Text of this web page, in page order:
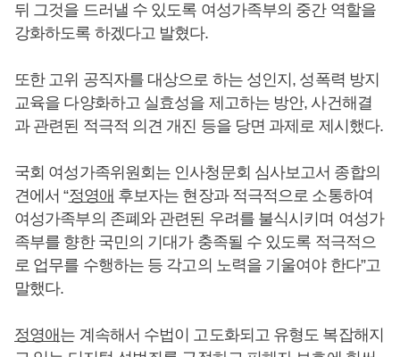
뒤 그것을 드러낼 수 있도록 여성가족부의 중간 역할을
강화하도록 하겠다고 발혔다.
또한 고위 공직자를 대상으로 하는 성인지, 성폭력 방지
교육을 다양화하고 실효성을 제고하는 방안, 사건해결
과 관련된 적극적 의견 개진 등을 당면 과제로 제시했다.
국회 여성가족위원회는 인사청문회 심사보고서 종합의
견에서 “정영애 후보자는 현장과 적극적으로 소통하여
여성가족부의 존폐와 관련된 우려를 불식시키며 여성가
족부를 향한 국민의 기대가 충족될 수 있도록 적극적으
로 업무를 수행하는 등 각고의 노력을 기울여야 한다”고
말했다.
정영애 는 계속해서 수법이 고도화되고 유형도 복잡해지